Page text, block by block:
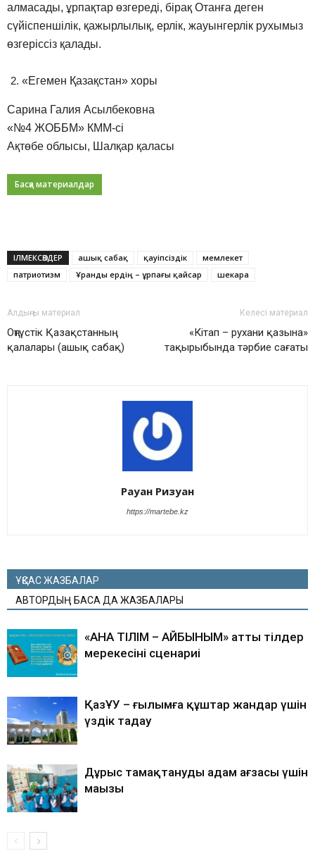
алмасады, ұрпақтар өзгереді, бірақ Отанға деген
сүйіспеншілік, қажырлылық, ерлік, жауынгерлік рухымыз
өзгеріссіз қалады.
«Егемен Қазақстан» хоры
Сарина Галия Асылбековна
«№4 ЖОББМ» КММ-сі
Ақтөбе облысы, Шалқар қаласы
Басқа материалдар
ІЛМЕКСӨЗДЕР ашық сабақ қауіпсіздік
мемлекет
патриотизм
Ұранды ердің – ұрпағы қайсар шекара
Алдыңғы материал
Оңтүстік Қазақстанның
қалалары (ашық сабақ)
Келесі материал
«Кітап – рухани қазына»
тақырыбында тәрбие сағаты
Рауан Ризуан
https://martebe.kz
ҰҚСАС ЖАЗБАЛАР
АВТОРДЫҢ БАСҚА ДА ЖАЗБАЛАРЫ
«АНА ТІЛІМ – АЙБЫНЫМ» атты тілдер
мерекесінің сценариі
ҚазҰУ – ғылымға құштар жандар үшін
үздік таңдау
Дұрыс тамақтанудың адам ағзасы үшін
маңызы